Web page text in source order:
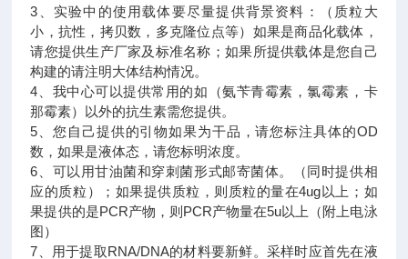
3、实验中的使用载体要尽量提供背景资料：（质粒大
小，抗性，拷贝数，多克隆位点等）如果是商品化载体，
请您提供生产厂家及标准名称；如果所提供载体是您自己
构建的请注明大体结构情况。
4、我中心可以提供常用的如（氨苄青霉素，氯霉素，卡
那霉素）以外的抗生素需您提供。
5、您自己提供的引物如果为干品，请您标注具体的OD
数，如果是液体态，请您标明浓度。
6、可以用甘油菌和穿刺菌形式邮寄菌体。（同时提供相
应的质粒）；如果提供质粒，则质粒的量在4ug以上；如
果提供的是PCR产物，则PCR产物量在5u以上（附上电泳
图）
7、用于提取RNA/DNA的材料要新鲜。采样时应首先在液